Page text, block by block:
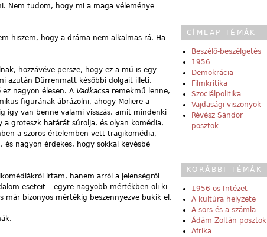
Nem tudom, hogy mi a maga véleménye
hiszem, hogy a dráma nem alkalmas rá. Ha
hozzávéve persze, hogy ez a mű is egy
azután Dürrenmatt későbbi dolgait illeti,
nagyon élesen. A Vadkacsa remekmű lenne,
figurának ábrázolni, ahogy Moliere a
így van benne valami visszás, amit mindenki
groteszk határát súrolja, és olyan komédia,
a szoros értelemben vett tragikomédia,
nagyon érdekes, hogy sokkal kevésbé
írtam, hanem arról a jelenségről
eseteit – egyre nagyobb mértékben öli ki
bizonyos mértékig beszennyezve bukik el.
CÍMLAP TÉMÁK
Beszélő-beszélgetés
1956
Demokrácia
Filmkritika
Szociálpolitika
Vajdasági viszonyok
Révész Sándor
posztok
KORÁBBI TÉMÁK
1956-os Intézet
A kultúra helyzete
A sors és a számla
Ádám Zoltán posztok
Afrika